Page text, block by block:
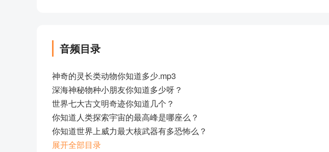
音频目录
神奇的灵长类动物你知道多少.mp3
深海神秘物种小朋友你知道多少呀？
世界七大古文明奇迹你知道几个？
你知道人类探索宇宙的最高峰是哪座么？
你知道世界上威力最大核武器有多恐怖么？
你知道史前鲸鱼是两栖动物吗？
展开全部目录